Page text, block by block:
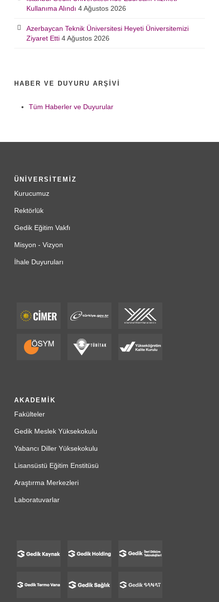
Kullanıma Alındı 4 Ağustos 2026
Azerbaycan Teknik Üniversitesi Heyeti Üniversitemizi
Ziyaret Etti 4 Ağustos 2026
HABER VE DUYURU ARŞIVI
Tüm Haberler ve Duyurular
ÜNİVERSİTEMİZ
Kurucumuz
Rektörlük
Gedik Eğitim Vakfı
Misyon - Vizyon
İhale Duyuruları
AKADEMİK
Fakülteler
Gedik Meslek Yüksekokulu
Yabancı Diller Yüksekokulu
Lisansüstü Eğitim Enstitüsü
Araştırma Merkezleri
Laboratuvarlar